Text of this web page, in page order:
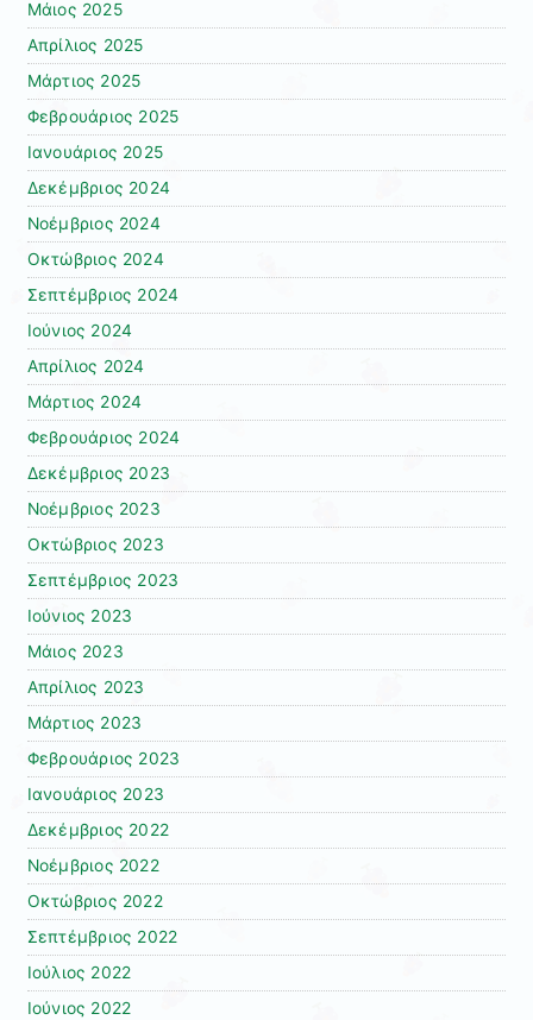
Μάιος 2025
Απρίλιος 2025
Μάρτιος 2025
Φεβρουάριος 2025
Ιανουάριος 2025
Δεκέμβριος 2024
Νοέμβριος 2024
Οκτώβριος 2024
Σεπτέμβριος 2024
Ιούνιος 2024
Απρίλιος 2024
Μάρτιος 2024
Φεβρουάριος 2024
Δεκέμβριος 2023
Νοέμβριος 2023
Οκτώβριος 2023
Σεπτέμβριος 2023
Ιούνιος 2023
Μάιος 2023
Απρίλιος 2023
Μάρτιος 2023
Φεβρουάριος 2023
Ιανουάριος 2023
Δεκέμβριος 2022
Νοέμβριος 2022
Οκτώβριος 2022
Σεπτέμβριος 2022
Ιούλιος 2022
Ιούνιος 2022